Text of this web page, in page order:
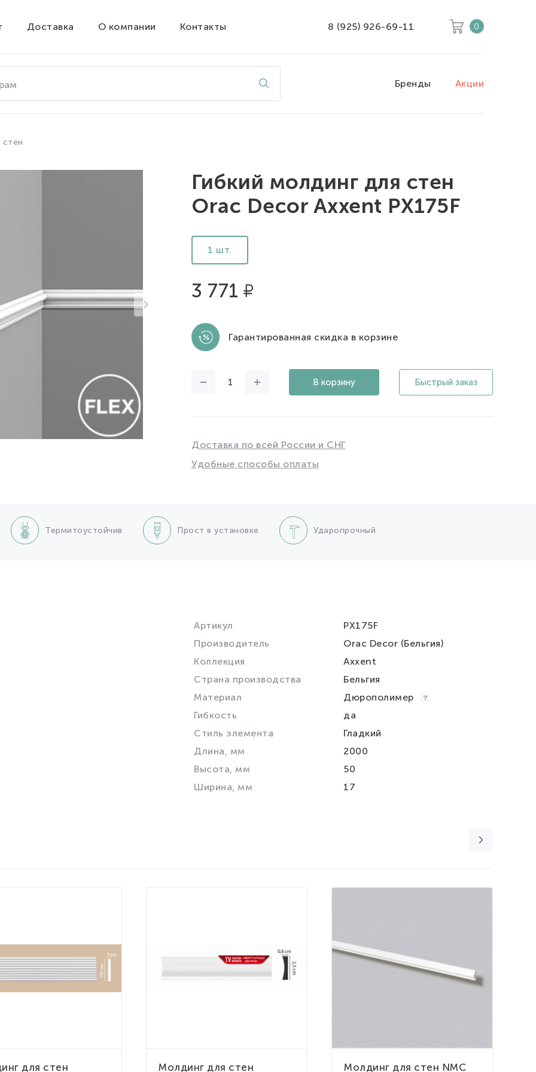
Доставка О компании Контакты 8 (925) 926-69-11 0
Бренды Акции
стен
Гибкий молдинг для стен
Orac Decor Axxent PX175F
1 шт.
3 771
Гарантированная скидка в корзине
В корзину Быстрый заказ
Доставка по всей России и СНГ
Удобные способы оплаты
Термитоустойчив Прост в установке Ударопрочный
Артикул
PX175F
Производитель
Orac Decor (Бельгия)
Коллекция
Axxent
Страна производства
Бельгия
Материал
Дюрополимер
Гибкость
да
Стиль элемента
Гладкий
Длина, мм
2000
Высота, мм
50
Ширина, мм
17
для стен Молдинг для стен Молдинг для стен NMC